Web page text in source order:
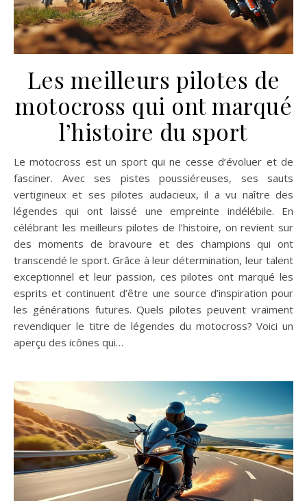
Les meilleurs pilotes de
motocross qui ont marqué
l’histoire du sport
Le motocross est un sport qui ne cesse d’évoluer et de
fasciner. Avec ses pistes poussiéreuses, ses sauts
vertigineux et ses pilotes audacieux, il a vu naître des
légendes qui ont laissé une empreinte indélébile. En
célébrant les meilleurs pilotes de l’histoire, on revient sur
des moments de bravoure et des champions qui ont
transcendé le sport. Grâce à leur détermination, leur talent
exceptionnel et leur passion, ces pilotes ont marqué les
esprits et continuent d’être une source d’inspiration pour
les générations futures. Quels pilotes peuvent vraiment
revendiquer le titre de légendes du motocross? Voici un
aperçu des icônes qui…